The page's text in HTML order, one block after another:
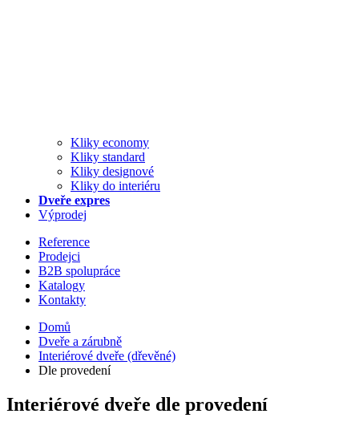
Kliky economy
Kliky standard
Kliky designové
Kliky do interiéru
Dveře expres
Výprodej
Reference
Prodejci
B2B spolupráce
Katalogy
Kontakty
Domů
Dveře a zárubně
Interiérové dveře (dřevěné)
Dle provedení
Interiérové dveře dle provedení